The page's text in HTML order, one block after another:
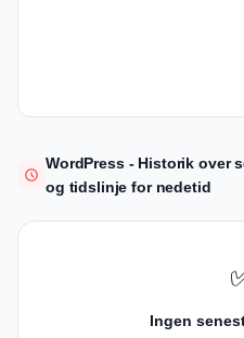
WordPress - Historik over
og tidslinje for nedetid
Ingen